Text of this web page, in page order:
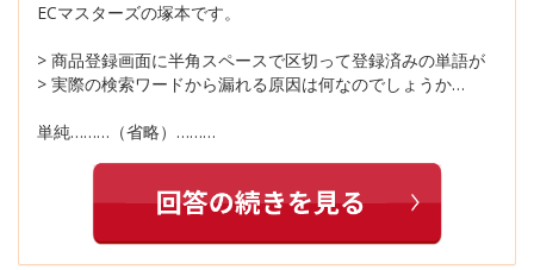
ECマスターズの塚本です。
> 商品登録画面に半角スペースで区切って登録済みの単語が
> 実際の検索ワードから漏れる原因は何なのでしょうか…
単純………（省略）………